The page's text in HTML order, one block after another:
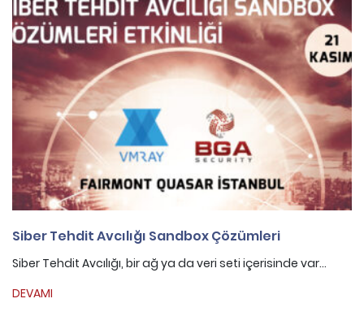
Siber Tehdit Avcılığı Sandbox Çözümleri
Siber Tehdit Avcılığı, bir ağ ya da veri seti içerisinde var...
DEVAMI